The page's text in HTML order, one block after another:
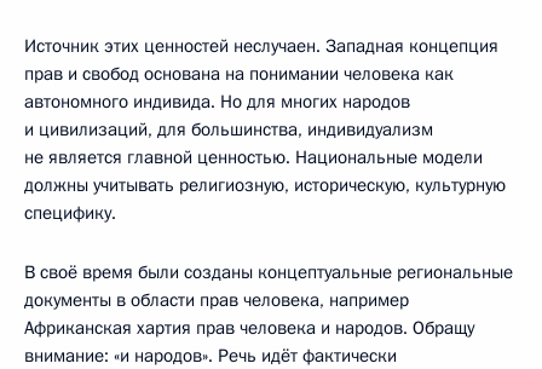
Источник этих ценностей неслучаен. Западная концепция
прав и свобод основана на понимании человека как
автономного индивида. Но для многих народов
и цивилизаций, для большинства, индивидуализм
не является главной ценностью. Национальные модели
должны учитывать религиозную, историческую, культурную
специфику.
В своё время были созданы концептуальные региональные
документы в области прав человека, например
Африканская хартия прав человека и народов. Обращу
внимание: «и народов». Речь идёт фактически